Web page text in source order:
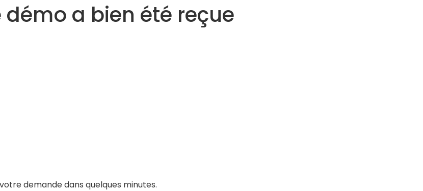
a bien été reçue
demande dans quelques minutes.